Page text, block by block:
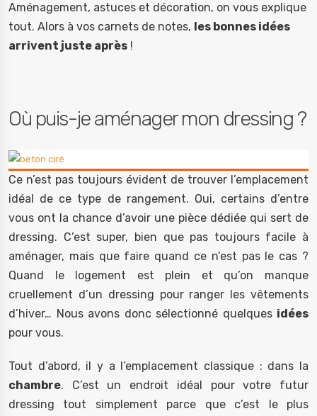
Aménagement, astuces et décoration, on vous explique
tout. Alors à vos carnets de notes, les bonnes idées
arrivent juste après !
Où puis-je aménager mon dressing ?
Ce n’est pas toujours évident de trouver l’emplacement
idéal de ce type de rangement. Oui, certains d’entre
vous ont la chance d’avoir une pièce dédiée qui sert de
dressing. C’est super, bien que pas toujours facile à
aménager, mais que faire quand ce n’est pas le cas ?
Quand le logement est plein et qu’on manque
cruellement d’un dressing pour ranger les vêtements
d’hiver… Nous avons donc sélectionné quelques idées
pour vous.
Tout d’abord, il y a l’emplacement classique : dans la
chambre. C’est un endroit idéal pour votre futur
dressing tout simplement parce que c’est le plus